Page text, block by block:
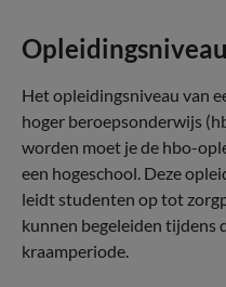
Opleidingsniveau
Het opleidingsniveau van
hoger beroepsonderwijs
worden moet je de hbo-
een hogeschool. Deze
leidt studenten op tot
kunnen begeleiden tijdens
kraamperiode.